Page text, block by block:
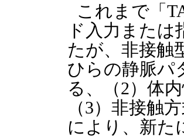
これまで「
ド入力また
たが、非接触
ひらの静脈パ
る、（2）体
（3）非接触
により、新た